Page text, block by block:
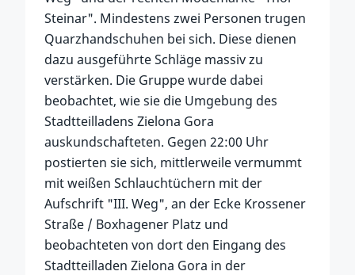
Steinar". Mindestens zwei Personen trugen
Quarzhandschuhen bei sich. Diese dienen
dazu ausgeführte Schläge massiv zu
verstärken. Die Gruppe wurde dabei
beobachtet, wie sie die Umgebung des
Stadtteilladens Zielona Gora
auskundschafteten. Gegen 22:00 Uhr
postierten sie sich, mittlerweile vermummt
mit weißen Schlauchtüchern mit der
Aufschrift "III. Weg", an der Ecke Krossener
Straße / Boxhagener Platz und
beobachteten von dort den Eingang des
Stadtteilladen Zielona Gora in der